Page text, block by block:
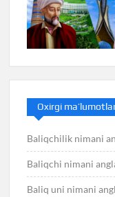
Oxirgi
Baliqchilik nimani
Baliqchi nimani
Baliq uni nimani